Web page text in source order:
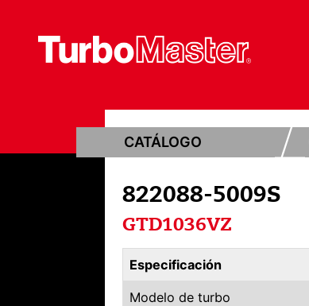
CATÁLOGO
822088-5009S
GTD1036VZ
Especificación
Modelo de turbo